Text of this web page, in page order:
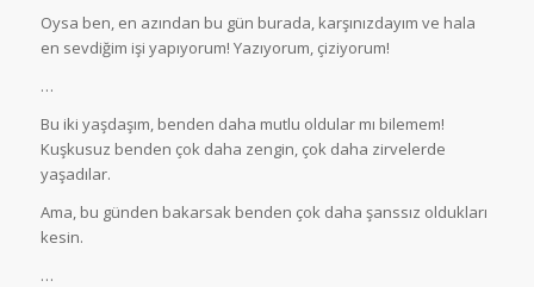
Oysa ben, en azından bu gün burada, karşınızdayım ve hala
en sevdiğim işi yapıyorum! Yazıyorum, çiziyorum!
…
Bu iki yaşdaşım, benden daha mutlu oldular mı bilemem!
Kuşkusuz benden çok daha zengin, çok daha zirvelerde
yaşadılar.
Ama, bu günden bakarsak benden çok daha şanssız oldukları
kesin.
…